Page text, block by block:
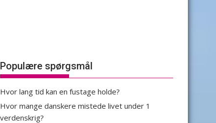
Populære spørgsmål
Hvor lang tid kan en fustage holde?
Hvor mange danskere mistede livet under 1
verdenskrig?